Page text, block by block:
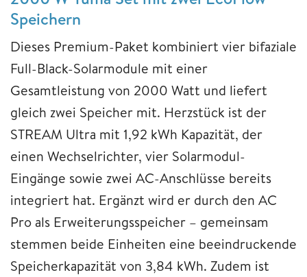
Speichern
Dieses Premium-Paket kombiniert vier bifaziale
Full-Black-Solarmodule mit einer
Gesamtleistung von 2000 Watt und liefert
gleich zwei Speicher mit. Herzstück ist der
STREAM Ultra mit 1,92 kWh Kapazität, der
einen Wechselrichter, vier Solarmodul-
Eingänge sowie zwei AC-Anschlüsse bereits
integriert hat. Ergänzt wird er durch den AC
Pro als Erweiterungsspeicher – gemeinsam
stemmen beide Einheiten eine beeindruckende
Speicherkapazität von 3,84 kWh. Zudem ist